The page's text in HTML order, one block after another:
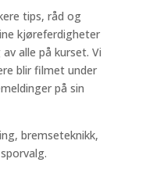
tips, råd og
kjøreferdigheter
alle på kurset. Vi
blir filmet under
på sin
bremseteknikk,